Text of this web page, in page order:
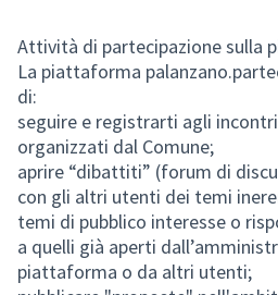
Attività di partecipazione sulla
La piattaforma
di:
seguire e registrarti agli
organizzati dal Comune;
aprire “dibattiti” (forum di
con gli altri utenti dei temi
temi di pubblico interesse o
a quelli già aperti
piattaforma o da altri utenti;